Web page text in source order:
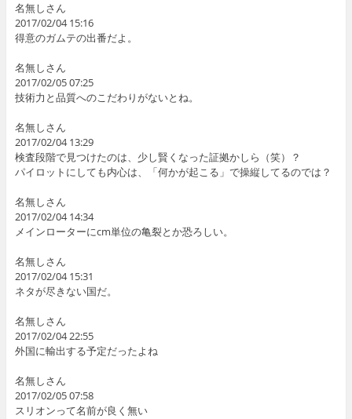
名無しさん
2017/02/04 15:16
得意のガムテの出番だよ。
名無しさん
2017/02/05 07:25
技術力と品質へのこだわりがないとね。
名無しさん
2017/02/04 13:29
検査段階で見つけたのは、少し賢くなった証拠かしら（笑）？
パイロットにしても内心は、「何かが起こる」で操縦してるのでは？
名無しさん
2017/02/04 14:34
メインローターにcm単位の亀裂とか恐ろしい。
名無しさん
2017/02/04 15:31
ネタが尽きない国だ。
名無しさん
2017/02/04 22:55
外国に輸出する予定だったよね
名無しさん
2017/02/05 07:58
スリオンって名前が良く無い